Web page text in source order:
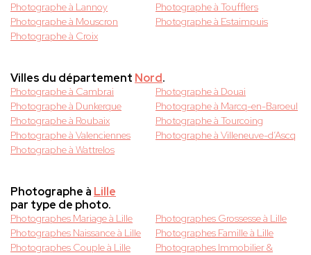
Photographe à Lannoy
Photographe à Toufflers
Photographe à Mouscron
Photographe à Estaimpuis
Photographe à Croix
Villes du département Nord.
Photographe à Cambrai
Photographe à Douai
Photographe à Dunkerque
Photographe à Marcq-en-Baroeul
Photographe à Roubaix
Photographe à Tourcoing
Photographe à Valenciennes
Photographe à Villeneuve-d’Ascq
Photographe à Wattrelos
Photographe à Lille
par type de photo.
Photographes Mariage à Lille
Photographes Grossesse à Lille
Photographes Naissance à Lille
Photographes Famille à Lille
Photographes Couple à Lille
Photographes Immobilier &